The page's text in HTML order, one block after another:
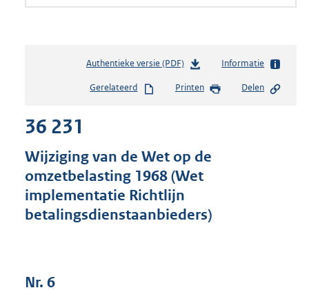
Authentieke versie (PDF)b
s
s
g
r
o
o
Informatie
Gerelateerd Printen Delen
36 231
Wijziging van de Wet op de
omzetbelasting 1968 (Wet
implementatie Richtlijn
betalingsdienstaanbieders)
Nr. 6